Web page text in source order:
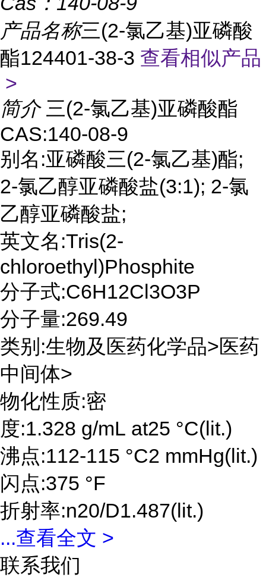
产品名称三(2-氯乙基)亚磷酸
酯124401-38-3 查看相似产品
>
简介 三(2-氯乙基)亚磷酸酯
CAS:140-08-9
别名:亚磷酸三(2-氯乙基)酯;
2-氯乙醇亚磷酸盐(3:1); 2-氯
乙醇亚磷酸盐;
英文名:Tris(2-
chloroethyl)Phosphite
分子式:C6H12Cl3O3P
分子量:269.49
类别:生物及医药化学品>医药
中间体>
物化性质:密
度:1.328 g/mL at25 °C(lit.)
沸点:112-115 °C2 mmHg(lit.)
闪点:375 °F
折射率:n20/D1.487(lit.)
...查看全文 >
联系我们